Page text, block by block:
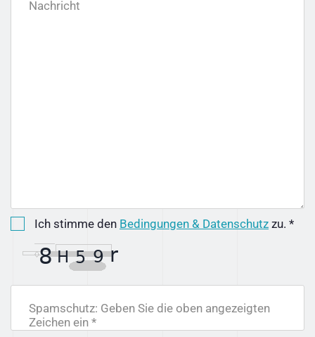
Nachricht
Ich stimme den Bedingungen & Datenschutz zu. *
Spamschutz: Geben Sie die oben angezeigten
Zeichen ein *